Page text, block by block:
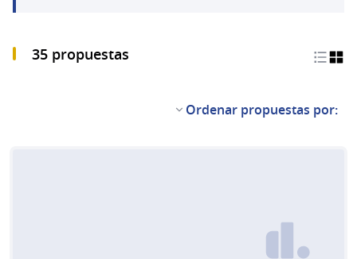
35 propuestas
Ordenar propuestas por: